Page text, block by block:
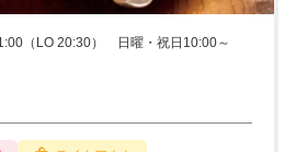
（LO 20:30） 日曜・祝日10:00～